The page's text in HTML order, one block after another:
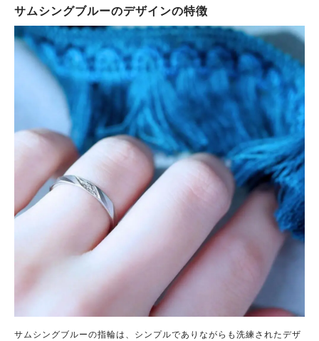
サムシングブルーのデザインの特徴
サムシングブルーの指輪は、シンプルでありながらも洗練されたデザ